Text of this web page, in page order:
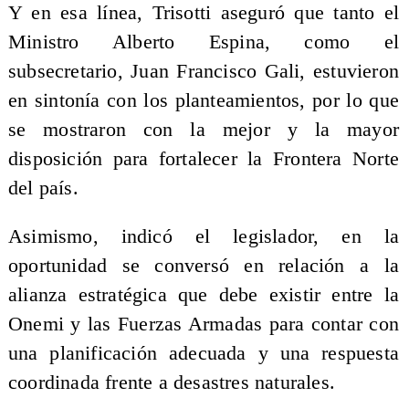
Y en esa línea, Trisotti aseguró que tanto el
Ministro Alberto Espina, como el
subsecretario, Juan Francisco Gali, estuvieron
en sintonía con los planteamientos, por lo que
se mostraron con la mejor y la mayor
disposición para fortalecer la Frontera Norte
del país.
Asimismo, indicó el legislador, en la
oportunidad se conversó en relación a la
alianza estratégica que debe existir entre la
Onemi y las Fuerzas Armadas para contar con
una planificación adecuada y una respuesta
coordinada frente a desastres naturales.